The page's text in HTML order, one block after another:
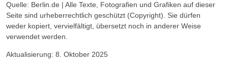
Quelle: Berlin.de | Alle Texte, Fotografien und Grafiken auf dieser
Seite sind urheberrechtlich geschützt (Copyright). Sie dürfen
weder kopiert, vervielfältigt, übersetzt noch in anderer Weise
verwendet werden.
Aktualisierung: 8. Oktober 2025